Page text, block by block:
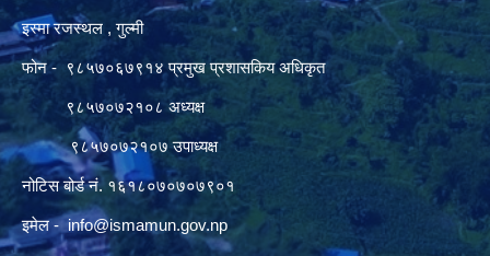
इस्मा रजस्थल , गुल्मी
फोन - ९८५७०६७९१४ प्रमुख प्रशासकिय अधिकृत
९८५७०७२१०८ अध्यक्ष
९८५७०७२१०७ उपाध्यक्ष
नोटिस बोर्ड नं. १६१८०७०७०७९०१
इमेल - info@ismamun.gov.np